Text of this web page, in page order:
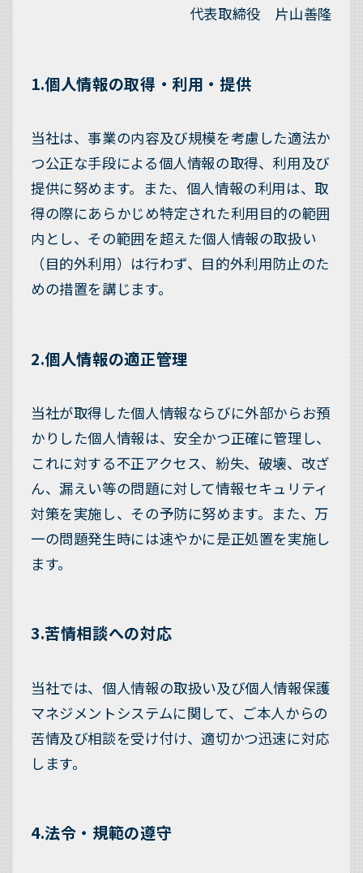
代表取締役 片山善隆
1.個人情報の取得・利用・提供
当社は、事業の内容及び規模を考慮した適法か
つ公正な手段による個人情報の取得、利用及び
提供に努めます。また、個人情報の利用は、取
得の際にあらかじめ特定された利用目的の範囲
内とし、その範囲を超えた個人情報の取扱い
（目的外利用）は行わず、目的外利用防止のた
めの措置を講じます。
2.個人情報の適正管理
当社が取得した個人情報ならびに外部からお預
かりした個人情報は、安全かつ正確に管理し、
これに対する不正アクセス、紛失、破壊、改ざ
ん、漏えい等の問題に対して情報セキュリティ
対策を実施し、その予防に努めます。また、万
一の問題発生時には速やかに是正処置を実施し
ます。
3.苦情相談への対応
当社では、個人情報の取扱い及び個人情報保護
マネジメントシステムに関して、ご本人からの
苦情及び相談を受け付け、適切かつ迅速に対応
します。
4.法令・規範の遵守